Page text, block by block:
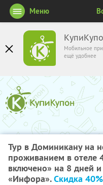
Мобильное
ещё удобнее
Меню
Тур в Доминикану на
проживанием в отеле
включено» на 8 дней и
«Инфора».Скидка 40%